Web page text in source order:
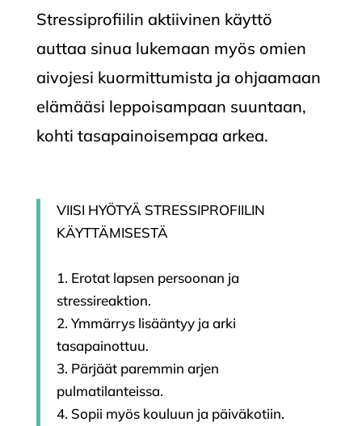
Stressiprofiilin aktiivinen käyttö
auttaa sinua lukemaan myös omien
aivojesi kuormittumista ja ohjaamaan
elämääsi leppoisampaan suuntaan,
kohti tasapainoisempaa arkea.
VIISI HYÖTYÄ STRESSIPROFIILIN
KÄYTTÄMISESTÄ
1. Erotat lapsen persoonan ja
stressireaktion.
2. Ymmärrys lisääntyy ja arki
tasapainottuu.
3. Pärjäät paremmin arjen
pulmatilanteissa.
4. Sopii myös kouluun ja päiväkotiin.